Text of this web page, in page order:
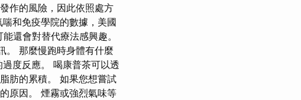
作的風險，因此依照處方
和免疫學院的數據，美國
還會對替代療法感興趣。
。 那麼慢跑時身體有什麼
度反應。 喝康普茶可以透
肪的累積。 如果您想嘗試
原因。 煙霧或強烈氣味等